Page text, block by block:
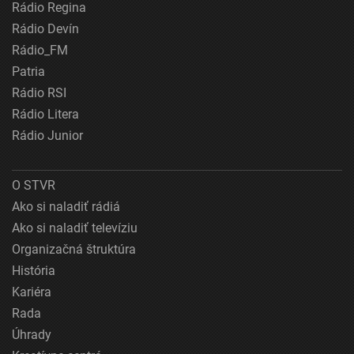
Rádio Regina
Rádio Devín
Rádio_FM
Patria
Rádio RSI
Rádio Litera
Rádio Junior
O STVR
Ako si naladiť rádiá
Ako si naladiť televíziu
Organizačná štruktúra
História
Kariéra
Rada
Úhrady